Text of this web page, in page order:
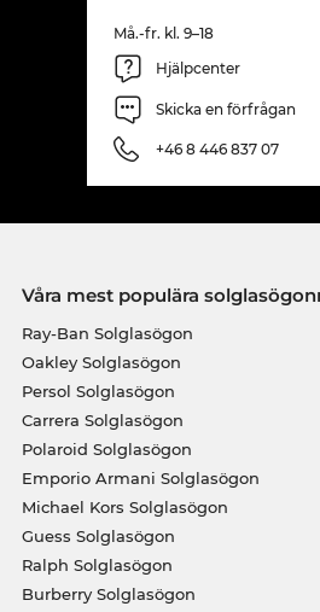
Må.-fr. kl. 9–18
Hjälpcenter
Skicka en förfrågan
+46 8 446 837 07
Våra mest populära
Ray-Ban Solglasögon
Oakley Solglasögon
Persol Solglasögon
Carrera Solglasögon
Polaroid Solglasögon
Emporio Armani Solglasögon
Michael Kors Solglasögon
Guess Solglasögon
Ralph Solglasögon
Burberry Solglasögon